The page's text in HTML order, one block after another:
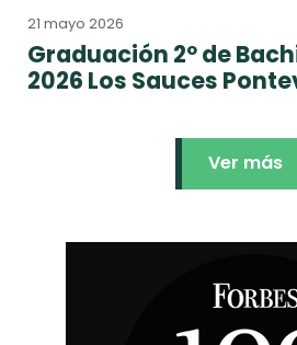
21 mayo 2026
Graduación 2º de
2026 Los Sauces
Ver más